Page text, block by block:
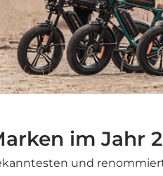
im Jahr
und